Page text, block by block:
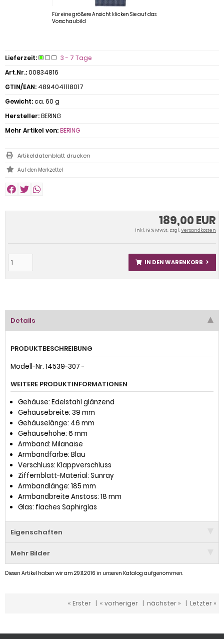
Für eine größere Ansicht klicken Sie auf das
Vorschaubild
189,00 EUR
inkl. 19 % MwSt. zzgl.Versandkosten
IN DEN WARENKORB
Lieferzeit:
3 - 7 Tage
Art.Nr.:00834816
GTIN/EAN: 4894041118017
Gewicht:ca. 60 g
Hersteller:BERING
Mehr Artikel von:BERING
Artikeldatenblatt drucken
Details
PRODUKTBESCHREIBUNG
Modell-Nr. 14539-307 -
WEITERE PRODUKTINFORMATIONEN
Gehäuse: Edelstahl glänzend
Gehäusebreite: 39 mm
Gehäuselänge: 46 mm
Gehäusehöhe: 6 mm
Armband: Milanaise
Armbandfarbe: Blau
Verschluss: Klappverschluss
Ziffernblatt-Material: Sunray
Armbandlänge: 185 mm
Armbandbreite Anstoss: 18 mm
Glas: flaches Saphirglas
Eigenschaften
Mehr Bilder
Diesen Artikel haben wir am 29.11.2016 in unseren Katalog aufgenommen.
« Erster | « vorheriger | nächster » | Letzter »